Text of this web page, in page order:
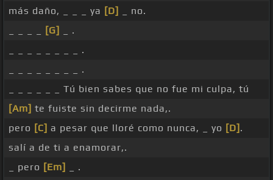
más daño, _ _ _ ya [D]
_ no.
[G]
_ .
_ _ _ _ _ _ _ _ .
_ _ _ _ _ _ _ _ .
_ _ _ _ _ _ Tú bien sabes que no fue mi culpa, tú
[Am] te fuiste sin decirme nada,.
pero [C] a pesar que lloré como nunca, _ yo [D] .
salí a de ti a enamorar,.
_ pero [Em]
_ .